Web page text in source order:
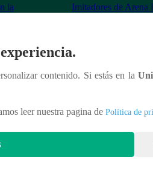
la
Imitadores de Arena
contenido. Si estás en la
leer nuestra pagina de Política de